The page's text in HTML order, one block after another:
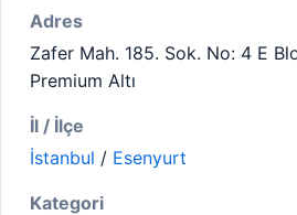
Adres
Zafer Mah. 185. Sok. No: 4 E
Premium Altı
İl / İlçe
İstanbul / Esenyurt
Kategori